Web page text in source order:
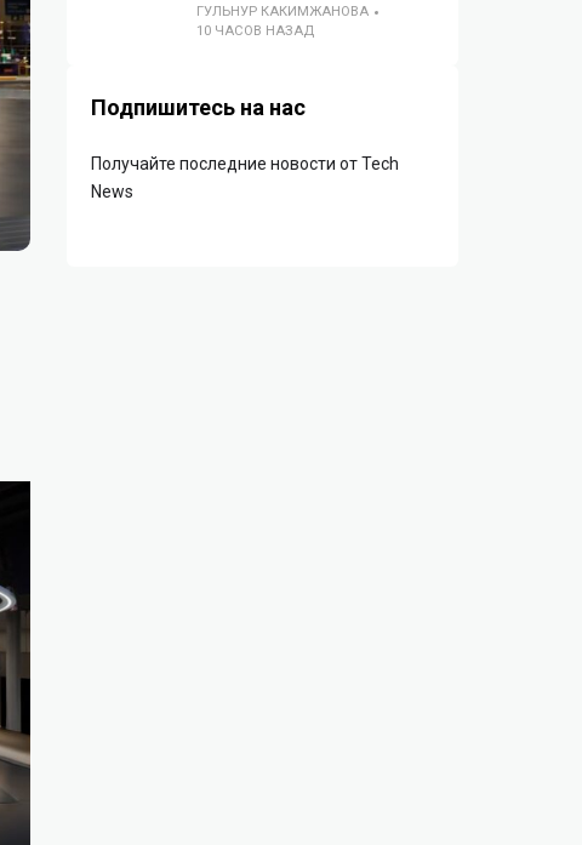
ГУЛЬНУР КАКИМЖАНОВА
10 ЧАСОВ НАЗАД
Подпишитесь на нас
Получайте последние новости от Tech
News